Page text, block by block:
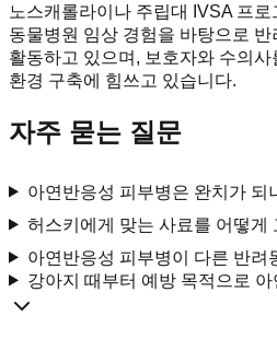
노스캐롤라이나 주립대 IVSA 프
동물병원 임상 경험을 바탕으로
활동하고 있으며, 보호자와 수의
환경 구축에 힘쓰고 있습니다.
자주 묻는 질문
아연반응성 피부병은 완치가 되
허스키에게 맞는 사료를 어떻게
아연반응성 피부병이 다른 반려
강아지 때부터 예방 목적으로